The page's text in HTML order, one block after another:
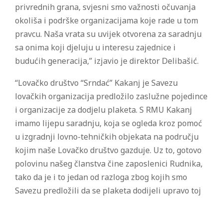
privrednih grana, svjesni smo važnosti očuvanja
okoliša i podrške organizacijama koje rade u tom
pravcu. Naša vrata su uvijek otvorena za saradnju
sa onima koji djeluju u interesu zajednice i
budućih generacija,” izjavio je direktor Delibašić.
“Lovačko društvo “Srndać” Kakanj je Savezu
lovačkih organizacija predložilo zaslužne pojedince
i organizacije za dodjelu plaketa. S RMU Kakanj
imamo lijepu saradnju, koja se ogleda kroz pomoć
u izgradnji lovno-tehničkih objekata na području
kojim naše Lovačko društvo gazduje. Uz to, gotovo
polovinu našeg članstva čine zaposlenici Rudnika,
tako da je i to jedan od razloga zbog kojih smo
Savezu predložili da se plaketa dodijeli upravo toj